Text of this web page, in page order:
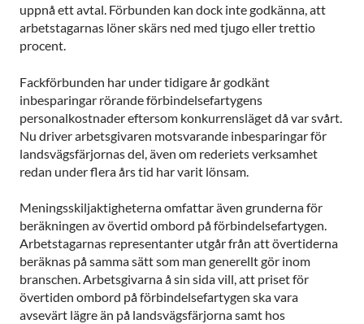
uppnå ett avtal. Förbunden kan dock inte godkänna, att
arbetstagarnas löner skärs ned med tjugo eller trettio
procent.
Fackförbunden har under tidigare år godkänt
inbesparingar rörande förbindelsefartygens
personalkostnader eftersom konkurrensläget då var svårt.
Nu driver arbetsgivaren motsvarande inbesparingar för
landsvägsfärjornas del, även om rederiets verksamhet
redan under flera års tid har varit lönsam.
Meningsskiljaktigheterna omfattar även grunderna för
beräkningen av övertid ombord på förbindelsefartygen.
Arbetstagarnas representanter utgår från att övertiderna
beräknas på samma sätt som man generellt gör inom
branschen. Arbetsgivarna å sin sida vill, att priset för
övertiden ombord på förbindelsefartygen ska vara
avsevärt lägre än på landsvägsfärjorna samt hos